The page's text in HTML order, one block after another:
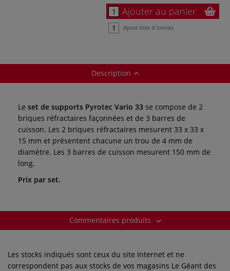
Ajouter au panier
Ajout liste d'envies
Description
Le set de supports Pyrotec Vario 33 se compose de 2
briques réfractaires façonnées et de 3 barres de
cuisson. Les 2 briques réfractaires mesurent 33 x 33 x
15 mm et présentent chacune un trou de 4 mm de
diamètre. Les 3 barres de cuisson mesurent 150 mm de
long.
Prix par set.
Commentaires produits
Les stocks indiqués sont ceux du site Internet et ne
correspondent pas aux stocks de vos magasins Le Géant des